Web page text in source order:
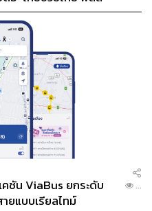
อื่นๆ ที่เมื่อกินเสร็จเขาก็
ดติดว่านั่นคือสิ่งสูงสุดใน
กมากมายที่รอให้เขาได้ไป
างต่อไปหลังจากเพิ่งทำ
งคนคงมีวิธีการเฉลิมฉลอง
กันออกไป
บไปยังรถตู้คันเก่า โหนบาร์
พื่อค้นหายอดเขาที่จะเป็น
าผาแห่งความตายครั้งต่อไป
ชัน ViaBus ยกระดับ
ยแบบเรียลไทม์
...